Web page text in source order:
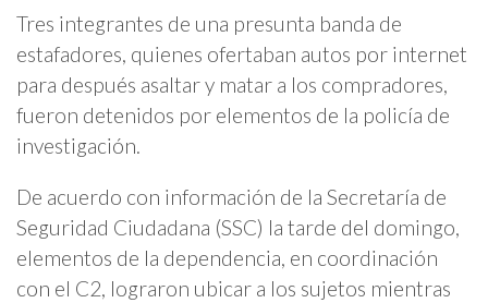
Tres integrantes de una presunta banda de
estafadores, quienes ofertaban autos por internet
para después asaltar y matar a los compradores,
fueron detenidos por elementos de la policía de
investigación.
De acuerdo con información de la Secretaría de
Seguridad Ciudadana (SSC) la tarde del domingo,
elementos de la dependencia, en coordinación
con el C2, lograron ubicar a los sujetos mientras